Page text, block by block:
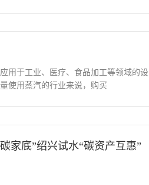
用于工业、医疗、食品加工等领域的设
使用蒸汽的行业来说，购买
家底”绍兴试水“碳资产互惠”